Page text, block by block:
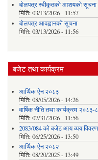
बोलपत्र स्वीकृतको आशयको सूचना
मिति: 03/13/2026 - 11:57
बोलपत्र आवह्वानको सूचना
मिति: 03/13/2026 - 11:56
बजेट तथा कार्यक्रम
आर्थिक ऐन २०८३
मिति: 08/05/2026 - 14:26
वार्षिक नीति तथा कार्यक्रम २०८३-
मिति: 07/31/2026 - 11:56
2083/084 को बजेट आय व्यय विवरण
मिति: 06/25/2026 - 13:50
आर्थिक ऐन २०८२
मिति: 08/20/2025 - 13:49